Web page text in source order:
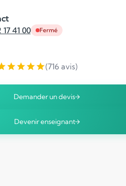
17 41 00 Fermé
(716 avis)
Demander un devis
Devenir enseignant